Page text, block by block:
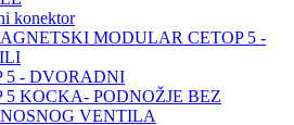
konektor
MODULAR CETOP 5 -
5 - DVORADNI
5 KOCKA- PODNOŽJE BEZ
VENTILA